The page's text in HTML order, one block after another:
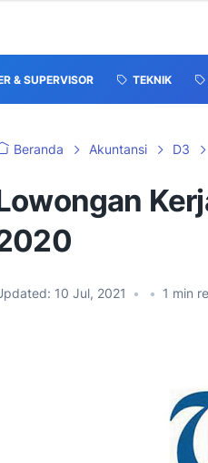
& SUPERVISOR TEKNIK
Beranda Akuntansi D3
10 Jul, 2021 • • 1 min